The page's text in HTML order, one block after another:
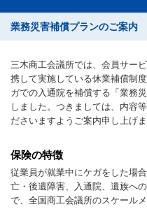
業務災害補償プランのご案内
三木商工会議所では、会員サー
携して実施している休業補償制
ガでの入通院を補償する「業務
しました。つきましては、内容
ださいますようご案内申し上げま
保険の特徴
従業員が就業中にケガをした場
亡・後遺障害、入通院、遺族へ
で、全国商工会議所のスケール